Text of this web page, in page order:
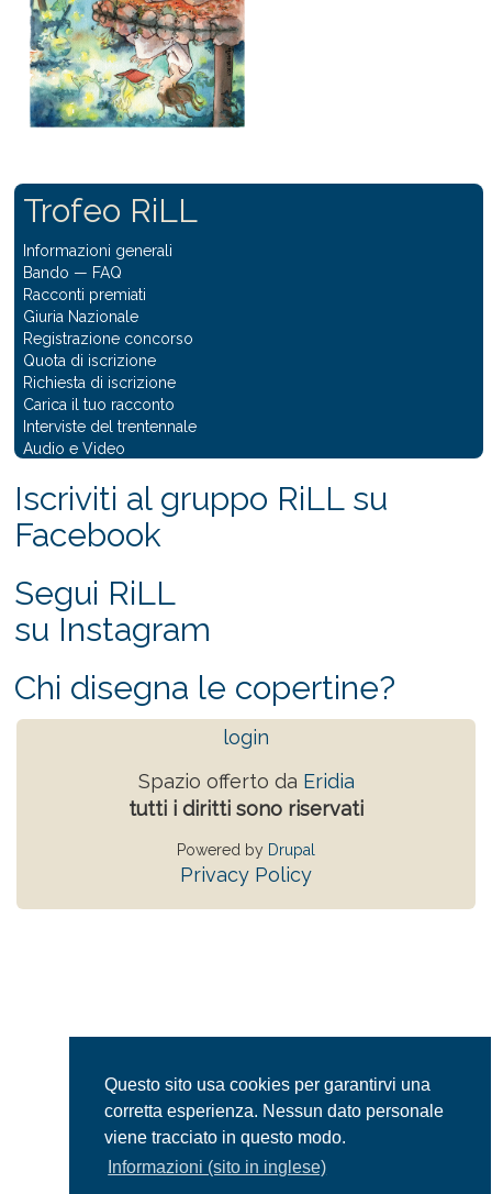
Questo sito usa cookies per garantirvi una
corretta esperienza. Nessun dato personale
viene tracciato in questo modo.
Informazioni (sito in inglese)
Trofeo RiLL
Informazioni generali
Bando — FAQ
Racconti premiati
Giuria Nazionale
Registrazione concorso
Quota di iscrizione
Richiesta di iscrizione
Carica il tuo racconto
Interviste del trentennale
Audio e Video
Iscriviti al gruppo RiLL su
Facebook
Segui RiLL
su Instagram
Chi disegna le copertine?
login
Spazio offerto da Eridia
tutti i diritti sono riservati
Powered by Drupal
Privacy Policy